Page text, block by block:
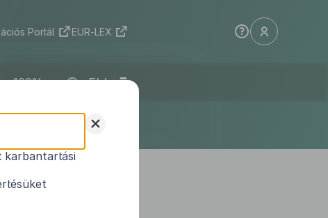
Portál EUR-LEX
ELI
+
karbantartási